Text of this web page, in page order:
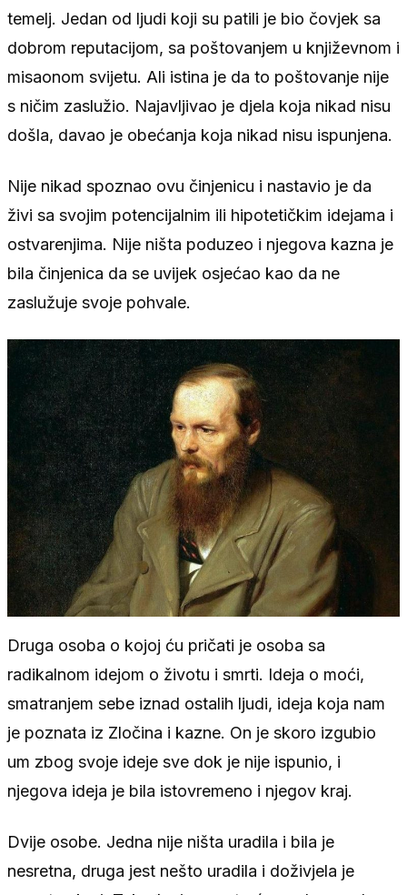
temelj. Jedan od ljudi koji su patili je bio čovjek sa
dobrom reputacijom, sa poštovanjem u književnom i
misaonom svijetu. Ali istina je da to poštovanje nije
s ničim zaslužio. Najavljivao je djela koja nikad nisu
došla, davao je obećanja koja nikad nisu ispunjena.
Nije nikad spoznao ovu činjenicu i nastavio je da
živi sa svojim potencijalnim ili hipotetičkim idejama i
ostvarenjima. Nije ništa poduzeo i njegova kazna je
bila činjenica da se uvijek osjećao kao da ne
zaslužuje svoje pohvale.
Druga osoba o kojoj ću pričati je osoba sa
radikalnom idejom o životu i smrti. Ideja o moći,
smatranjem sebe iznad ostalih ljudi, ideja koja nam
je poznata iz Zločina i kazne. On je skoro izgubio
um zbog svoje ideje sve dok je nije ispunio, i
njegova ideja je bila istovremeno i njegov kraj.
Dvije osobe. Jedna nije ništa uradila i bila je
nesretna, druga jest nešto uradila i doživjela je